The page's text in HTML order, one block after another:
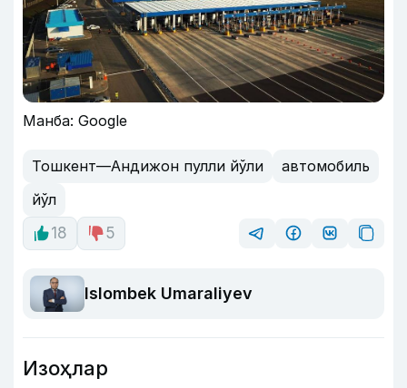
Манба: Google
Тошкент—Андижон пулли йўли
автомобиль
йўл
18
5
Islombek Umaraliyev
Изоҳлар